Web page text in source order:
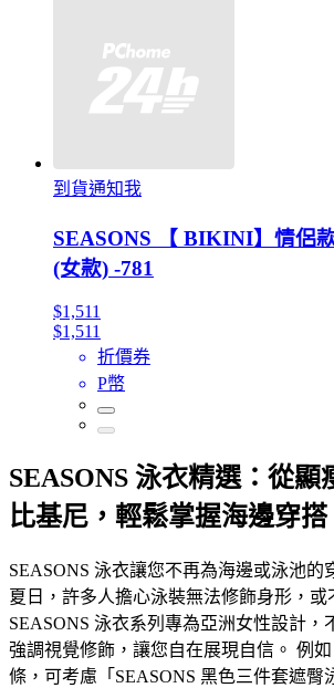
到貨通知我
SEASONS 【 BIKINI】情侶
(女款) -781
$1,511
$1,511
折價券
P幣
SEASONS 泳衣精選：從顯
比基尼，輕鬆掌握海邊穿搭
SEASONS 泳衣讓您不再為海邊或泳池的
夏日，許多人擔心泳裝無法修飾身形，或
SEASONS 泳衣系列專為亞洲女性設計，
強調視覺修飾，讓您自在展現自信。 例
條，可考慮「SEASONS 黑色三件套遮臀